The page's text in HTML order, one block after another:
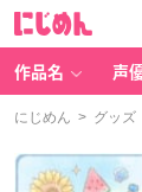
作品名 声
にじめん > グッズ